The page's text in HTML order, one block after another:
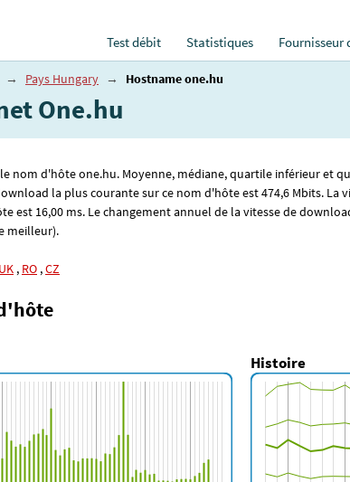
Test débit Statistiques Fournisseur
→ Pays Hungary → Hostname one.hu
One.hu
nom d'hôte one.hu. Moyenne, médiane, quartile inférieur et
la plus courante sur ce nom d'hôte est 474,6 Mbits. La
est 16,00 ms. Le changement annuel de la vitesse de
meilleur).
UK , RO ,CZ
Histoire